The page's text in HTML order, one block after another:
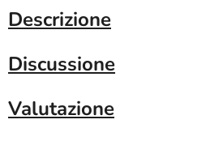
Descrizione
Discussione
Valutazione